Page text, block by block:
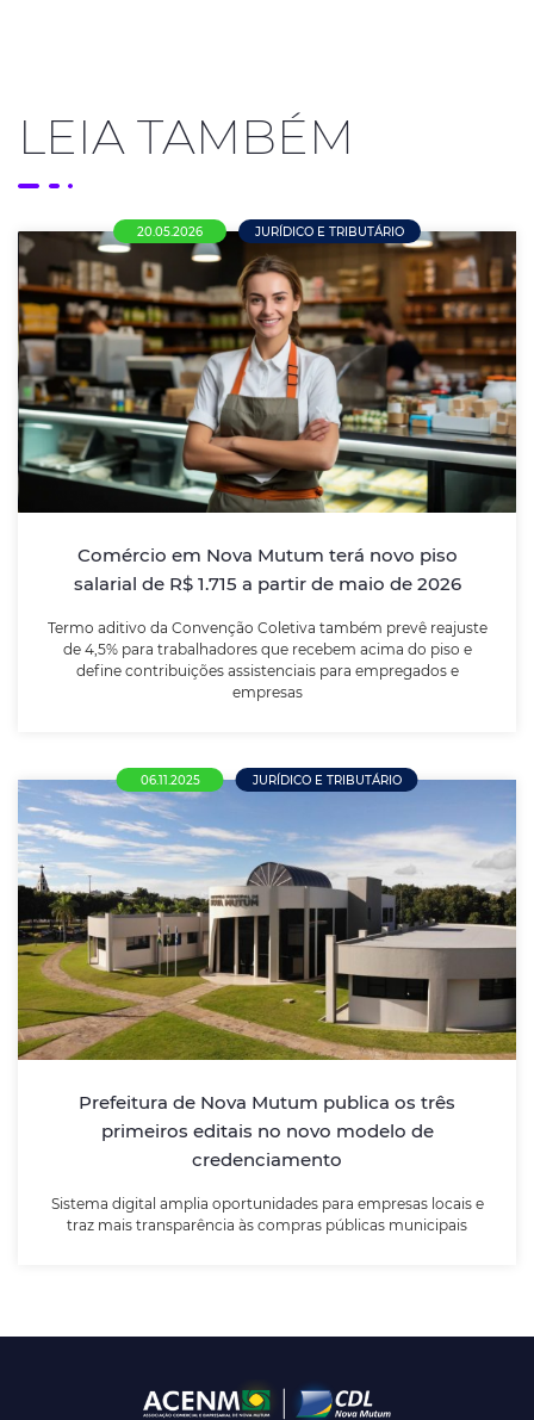
LEIA TAMBÉM
20.05.2026 JURÍDICO E TRIBUTÁRIO
Comércio em Nova Mutum terá novo piso
salarial de R$ 1.715 a partir de maio de 2026
Termo aditivo da Convenção Coletiva também prevê reajuste
de 4,5% para trabalhadores que recebem acima do piso e
define contribuições assistenciais para empregados e
empresas
Comércio em Nova Mutum terá novo piso
salarial de R$ 1.715 a partir de maio de
2026
Termo aditivo da Convenção Coletiva também prevê
reajuste de 4,5% para trabalhadores que recebem
para empregados e empresas
LEIA MAIS
06.11.2025 JURÍDICO E TRIBUTÁRIO
Prefeitura de Nova Mutum publica os três
primeiros editais no novo modelo de
credenciamento
Sistema digital amplia oportunidades para empresas locais e
traz mais transparência às compras públicas municipais
Prefeitura de Nova Mutum publica os três
primeiros editais no novo modelo de
credenciamento
Sistema digital amplia oportunidades para empresas
locais e traz mais transparência às compras públicas
LEIA MAIS